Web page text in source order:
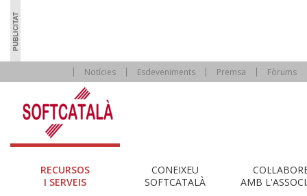
Notícies Esdeveniments Premsa Fòrums
RECURSOS
I SERVEIS
CONEIXEU
SOFTCATALÀ
AMB